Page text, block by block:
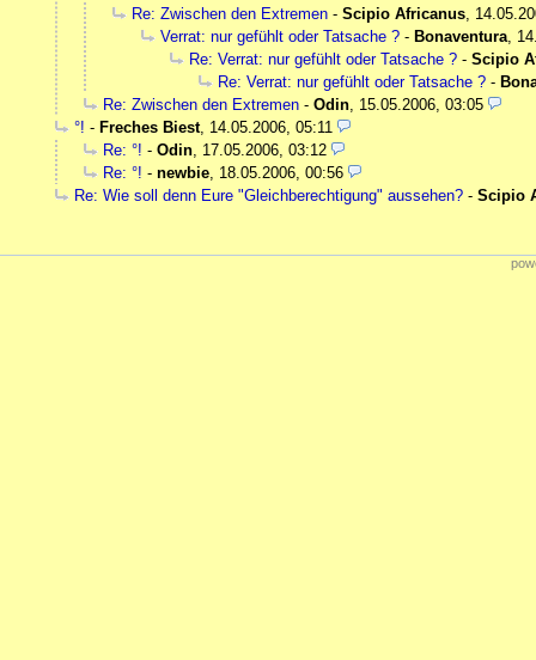
Re: Zwischen den Extremen - Scipio Africanus,
Verrat: nur gefühlt oder Tatsache ? - Bonaventura,
Re: Verrat: nur gefühlt oder Tatsache ? - Scipio
Re: Verrat: nur gefühlt oder Tatsache ? -
Re: Zwischen den Extremen - Odin, 15.05.2006, 03:05
°! - Freches Biest, 14.05.2006, 05:11
Re: °! - Odin, 17.05.2006, 03:12
Re: °! - newbie, 18.05.2006, 00:56
Re: Wie soll denn Eure "Gleichberechtigung" aussehen? - Scipio